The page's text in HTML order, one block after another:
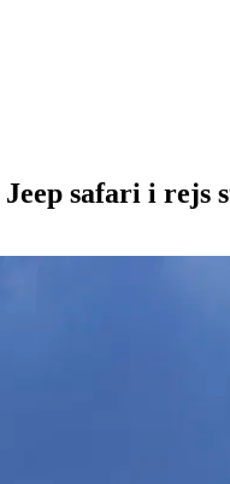
Jeep safari i rejs